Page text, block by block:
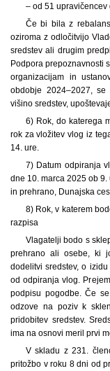
– od 51 upravičencev
Če bi bila z
oziroma z odločitvijo
sredstev ali drugim
Podpora prepoznavnosti
organizacijam in
obdobje 2024–2027,
višino sredstev,
6) Rok, do katerega
rok za vložitev vlog iz
14. ure.
7) Datum odpiranja
dne 10. marca 2025 ob
in prehrano, Dunajska
8) Rok, v katerem
razpisa
Vlagatelji bodo s
prehrano ali osebe, ki
dodelitvi sredstev, o
od odpiranja vlog.
podpisu pogodbe. Če
odzove na poziv k
pridobitev sredstev.
ima na osnovi meril prvi
V skladu z 231.
pritožbo v roku 8 dni od